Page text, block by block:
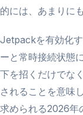
的には、あまりに
Jetpackを有効化
ーと常時接続状態
下を招くだけでな
されることを意味
求められる2026年